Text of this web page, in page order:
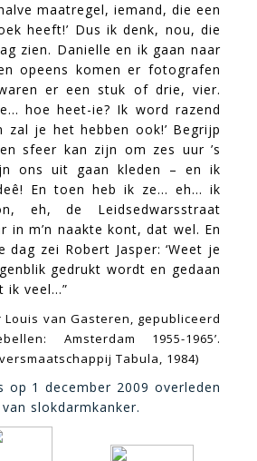
maatregel, iemand, die een
heeft!’ Dus ik denk, nou, die
zien. Danielle en ik gaan naar
opeens komen er fotografen
er een stuk of drie, vier.
hoe heet-ie? Ik word razend
zal je het hebben ook!’ Begrijp
sfeer kan zijn om zes uur ’s
ons uit gaan kleden – en ik
En toen heb ik ze… eh… ik
eh, de Leidsedwarsstraat
in m’n naakte kont, dat wel. En
dag zei Robert Jasper: ‘Weet je
gedrukt wordt en gedaan
ik veel…”
van Gasteren, gepubliceerd
Amsterdam 1955-1965’.
Tabula, 1984)
op 1 december 2009 overleden
slokdarmkanker.